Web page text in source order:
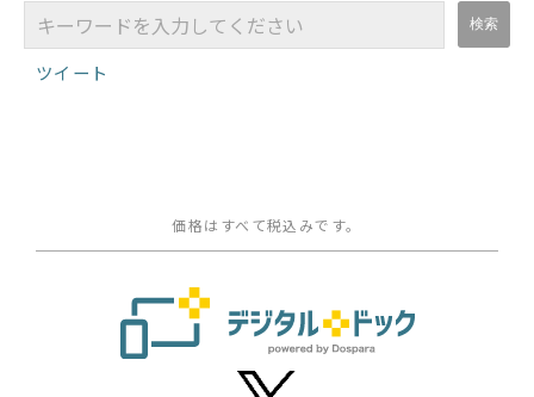
ツイート
価格はすべて税込みです。